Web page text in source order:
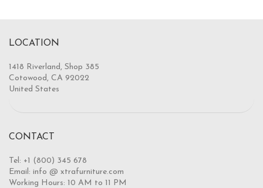
LOCATION
1418 Riverland, Shop 385
Cotowood, CA 92022
United States
CONTACT
Tel: +1 (800) 345 678
Email: info @ xtrafurniture.com
Working Hours: 10 AM to 11 PM